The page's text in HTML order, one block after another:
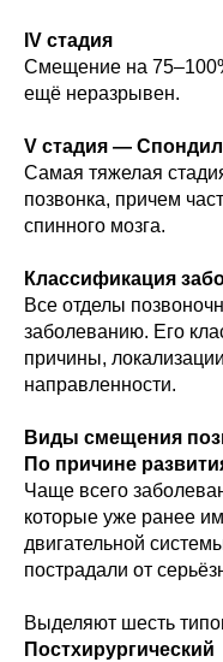
IV стадия
Смещение на
ещё неразрывен.
V стадия —
Самая тяжелая
позвонка, причем
спинного мозга.
Классификация
Все отделы
заболеванию. Его
причины,
направленности.
Виды смещения
По причине
Чаще всего
которые уже ранее
двигательной
пострадали от
Выделяют шесть
Постхирургический